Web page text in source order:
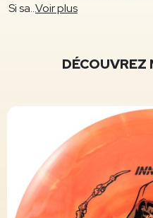
Si sa...Voir plus
DÉCOUVREZ